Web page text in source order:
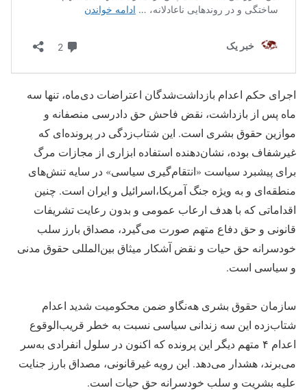
اجرای حکم اعدام بازداشت‌شدگان اعتراضات دی‌ماه، تنها سە
ماه پس از بازداشت، نقض فاحش حق دادرسی منصفانه و
موازین حقوق بشری است. این شتاب‌زدگی در پرونده‌ای که
غیرشفاف بوده، نشان‌دهنده استفاده ابزاری از مجازات مرگ
برای پیشبرد سیاست «انتقام‌گیری سیاسی» در سایه تنش‌های
منطقه‌ای و به ویژه جنگ آمریکا،اسرائیل و ایران است. چنین
اقداماتی که با هدف ارعاب عمومی و بدون رعایت تشریفات
قانونی و حق دفاع متهم صورت می‌گیرد، مصداق بارز سلب
خودسرانه حق حیات و نقض آشکار میثاق بین‌المللی حقوق مدنی
و سیاسی است.
سازمان حقوق بشری هه‌نگاو ضمن محکومیت شدید اعدام
شتاب‌زده این سە زندانی سیاسی نسبت به خطر قریب‌الوقوع
اعدام ۴ متهم دیگر این پرونده که اکنون در سلول انفرادی به‌سر
می‌برند، هشدار می‌دهد. این رویه غیرقانونی، مصداق بارز جنایت
علیه بشریت و سلب خودسرانه حق حیات است.